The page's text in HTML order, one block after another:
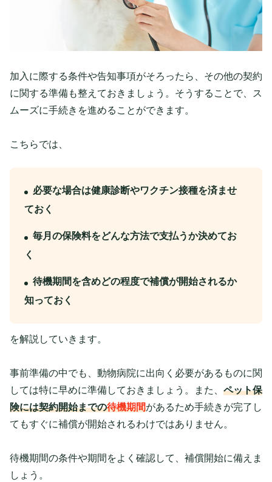
加入に際する条件や告知事項がそろったら、その他の契約
に関する準備も整えておきましょう。そうすることで、ス
ムーズに手続きを進めることができます。
こちらでは、
必要な場合は健康診断やワクチン接種を済ませ
ておく
毎月の保険料をどんな方法で支払うか決めてお
く
待機期間を含めどの程度で補償が開始されるか
知っておく
を解説していきます。
事前準備の中でも、動物病院に出向く必要があるものに関
しては特に早めに準備しておきましょう。また、 ペット保
険には契約開始までの待機期間があるため手続きが完了し
てもすぐに補償が開始されるわけではありません。
待機期間の条件や期間をよく確認して、補償開始に備えま
しょう。